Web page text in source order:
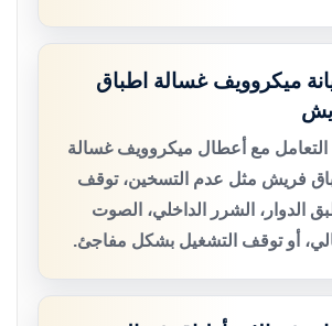
ميكروويف غسالة اطباق
التعامل مع أعطال ميكروويف غسالة
فريش مثل عدم التسخين، توقف
الدوار، الشرر الداخلي، الصوت
أو توقف التشغيل بشكل مفاجئ.